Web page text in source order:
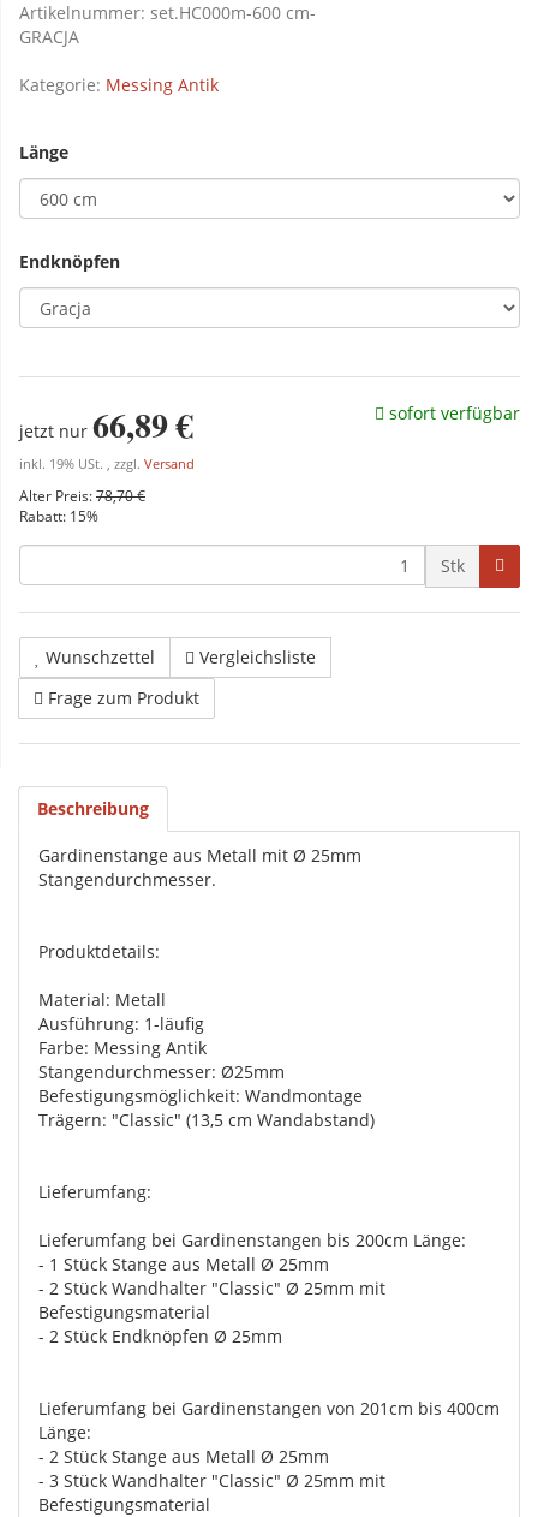
Artikelnummer: set.HC000m-600 cm-
GRACJA
Kategorie: Messing Antik
Länge
Endknöpfen
jetzt nur 66,89 €
inkl. 19% USt. , zzgl. Versand
Alter Preis:78,70 €
Rabatt: 15%
sofort verfügbar
Stk
Wunschzettel
Vergleichsliste
Frage zum Produkt
Beschreibung
Gardinenstange aus Metall mit Ø 25mm
Stangendurchmesser.
Produktdetails:
Material: Metall
Ausführung: 1-läufig
Farbe: Messing Antik
Stangendurchmesser: Ø25mm
Befestigungsmöglichkeit: Wandmontage
Trägern: "Classic" (13,5 cm Wandabstand)
Lieferumfang:
Lieferumfang bei Gardinenstangen bis 200cm Länge:
- 1 Stück Stange aus Metall Ø 25mm
- 2 Stück Wandhalter "Classic" Ø 25mm mit
Befestigungsmaterial
- 2 Stück Endknöpfen Ø 25mm
Lieferumfang bei Gardinenstangen von 201cm bis 400cm
Länge:
- 2 Stück Stange aus Metall Ø 25mm
- 3 Stück Wandhalter "Classic" Ø 25mm mit
Befestigungsmaterial